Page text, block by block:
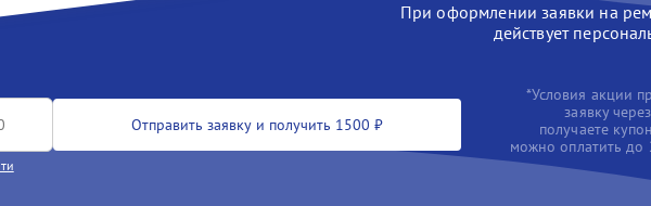
При оформлении заявки на
действует
Отправить заявку и получить 1500 ₽
*Условия акции
заявку
получаете
можно оплатить до